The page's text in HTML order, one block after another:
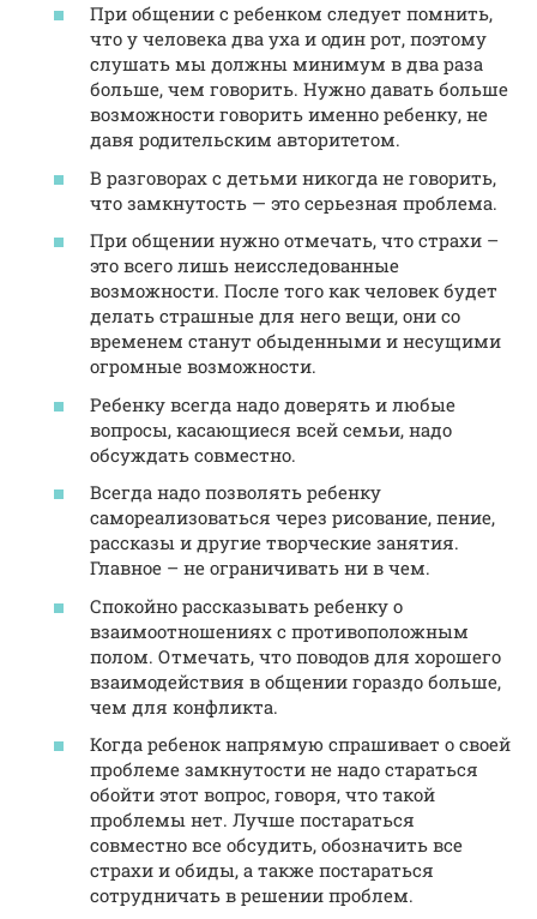
При общении с ребенком следует помнить,
что у человека два уха и один рот, поэтому
слушать мы должны минимум в два раза
больше, чем говорить. Нужно давать больше
возможности говорить именно ребенку, не
давя родительским авторитетом.
В разговорах с детьми никогда не говорить,
что замкнутость — это серьезная проблема.
При общении нужно отмечать, что страхи –
это всего лишь неисследованные
возможности. После того как человек будет
делать страшные для него вещи, они со
временем станут обыденными и несущими
огромные возможности.
Ребенку всегда надо доверять и любые
вопросы, касающиеся всей семьи, надо
обсуждать совместно.
Всегда надо позволять ребенку
самореализоваться через рисование, пение,
рассказы и другие творческие занятия.
Главное – не ограничивать ни в чем.
Спокойно рассказывать ребенку о
взаимоотношениях с противоположным
полом. Отмечать, что поводов для хорошего
взаимодействия в общении гораздо больше,
чем для конфликта.
Когда ребенок напрямую спрашивает о своей
проблеме замкнутости не надо стараться
обойти этот вопрос, говоря, что такой
проблемы нет. Лучше постараться
совместно все обсудить, обозначить все
страхи и обиды, а также постараться
сотрудничать в решении проблем.